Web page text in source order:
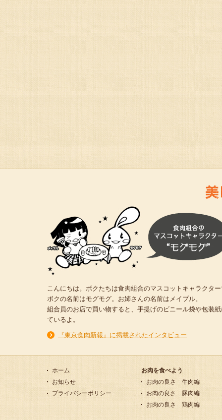
こんにちは。ボクたちは食肉組合のマスコットキャラクタ
ボクの名前はモグモグ。お姉さんの名前はメイプル。
組合員のお店で買い物すると、手提げのビニール袋や包装
ているよ。
『東京食肉新報』に掲載されたインタビュー
ホーム
お知らせ
プライバシーポリシー
お肉を食べよう
お肉の良さ 牛肉編
お肉の良さ 豚肉編
お肉の良さ 鶏肉編